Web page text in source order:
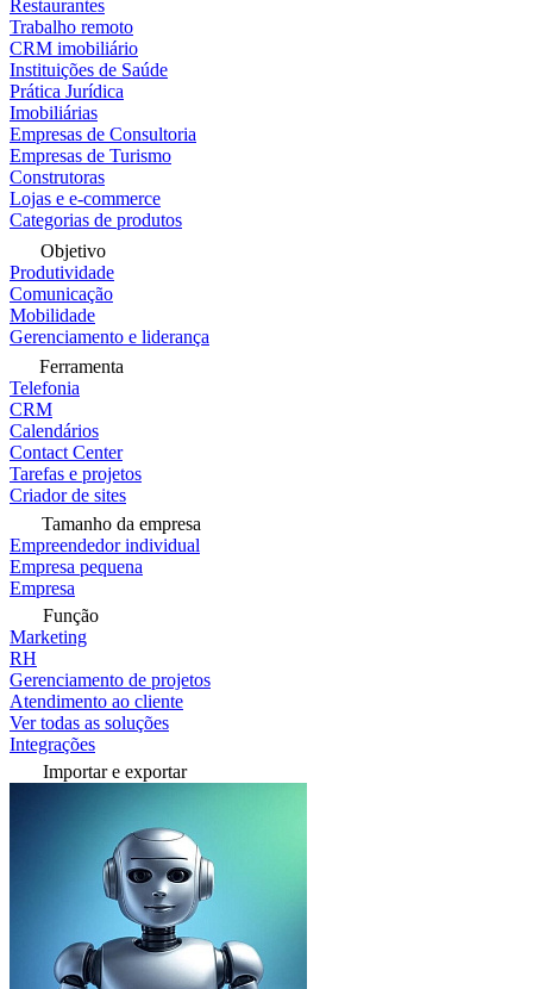
Restaurantes
Trabalho remoto
CRM imobiliário
Instituições de Saúde
Prática Jurídica
Imobiliárias
Empresas de Consultoria
Empresas de Turismo
Construtoras
Lojas e e-commerce
Categorias de produtos
Objetivo
Produtividade
Comunicação
Mobilidade
Gerenciamento e liderança
Ferramenta
Telefonia
CRM
Calendários
Contact Center
Tarefas e projetos
Criador de sites
Tamanho da empresa
Empreendedor individual
Empresa pequena
Empresa
Função
Marketing
RH
Gerenciamento de projetos
Atendimento ao cliente
Ver todas as soluções
Integrações
Importar e exportar